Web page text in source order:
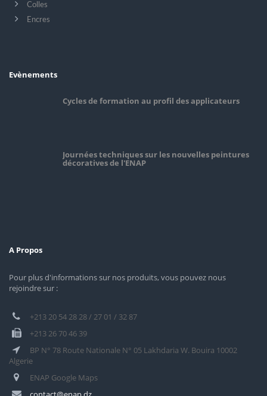
Colles
Encres
Evènements
Cycles de formation au profil des applicateurs
Journées techniques sur les nouvelles peintures
décoratives de l'ENAP
A Propos
Pour plus d'informations sur nos produits, vous pouvez nous
rejoindre sur :
+213 20 54 28 28 / 27 01 / 32 87
+213 26 70 46 39
BP N° 78 Route Nationale N° 05 Lakhdaria W. Bouira 10002
Algerie
ENAP Google Maps